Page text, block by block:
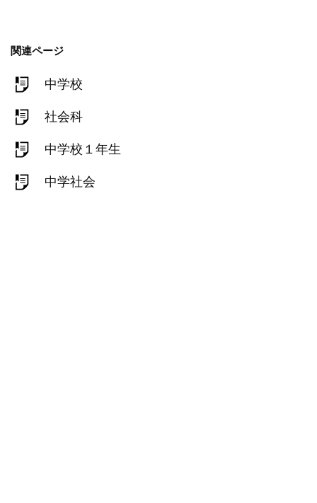
関連ページ
中学校
社会科
中学校１年生
中学社会